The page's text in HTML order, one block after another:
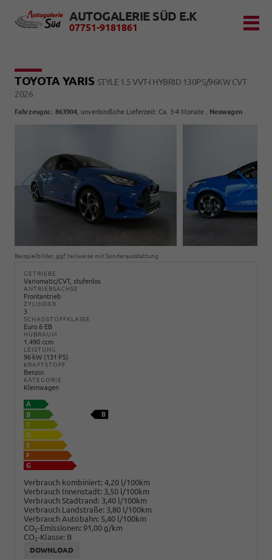
AUTOGALERIE SÜD E.K
07751-9181861
TOYOTA YARIS STYLE 1.5 VVT-I HYBRID 130PS/96KW CVT
2026
Fahrzeugnr.: 863904 , unverbindliche Lieferzeit: Ca. 3-4 Monate , Neuwagen
Beispielbilder, ggf. teilweise mit Sonderausstattung
GETRIEBE
Variomatic/CVT, stufenlos
ANTRIEBSACHSE
Frontantrieb
ZYLINDER
3
SCHADSTOFFKLASSE
Euro 6 EB
HUBRAUM
1.490 ccm
LEISTUNG
96 kW (131 PS)
KRAFTSTOFF
Benzin
KATEGORIE
Kleinwagen
Verbrauch kombiniert: 4,20 l/100km
Verbrauch Innenstadt: 3,50 l/100km
Verbrauch Stadtrand: 3,40 l/100km
Verbrauch Landstraße: 3,80 l/100km
Verbrauch Autobahn: 5,40 l/100km
CO2-Emissionen: 91,00 g/km
CO2-Klasse: B
DOWNLOAD